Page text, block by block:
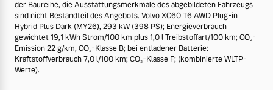
der Baureihe, die Ausstattungsmerkmale des abgebildeten Fahrzeugs
sind nicht Bestandteil des Angebots. Volvo XC60 T6 AWD Plug-in
Hybrid Plus Dark (MY26), 293 kW (398 PS); Energieverbrauch
gewichtet 19,1 kWh Strom/100 km plus 1,0 l Treibstoffart/100 km; CO₂-
Emission 22 g/km, CO₂-Klasse B; bei entladener Batterie:
Kraftstoffverbrauch 7,0 l/100 km; CO₂-Klasse F; (kombinierte WLTP-
Werte).